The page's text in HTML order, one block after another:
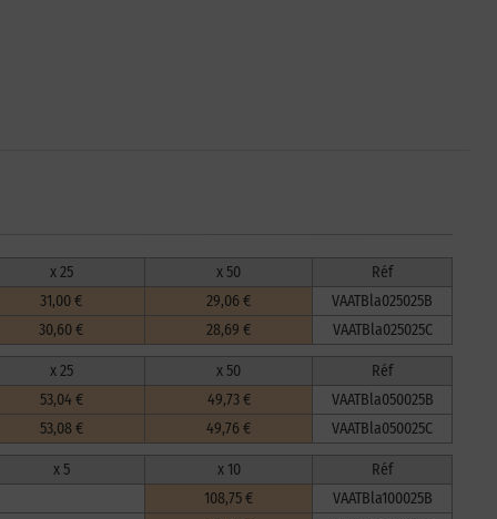
x 25 x 50
Réf
31,00 € 29,06 €
VAATBla025025B
30,60 € 28,69 € VAATBla025025C
x 25 x 50
Réf
53,04 € 49,73 €
VAATBla050025B
53,08 € 49,76 € VAATBla050025C
x 5 x 10
Réf
108,75 €
VAATBla100025B